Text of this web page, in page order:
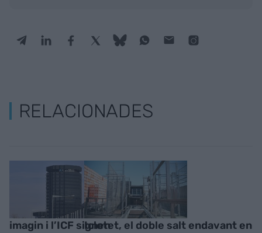
RELACIONADES
imagin i l’ICF signenIclotet, el doble salt endavant en